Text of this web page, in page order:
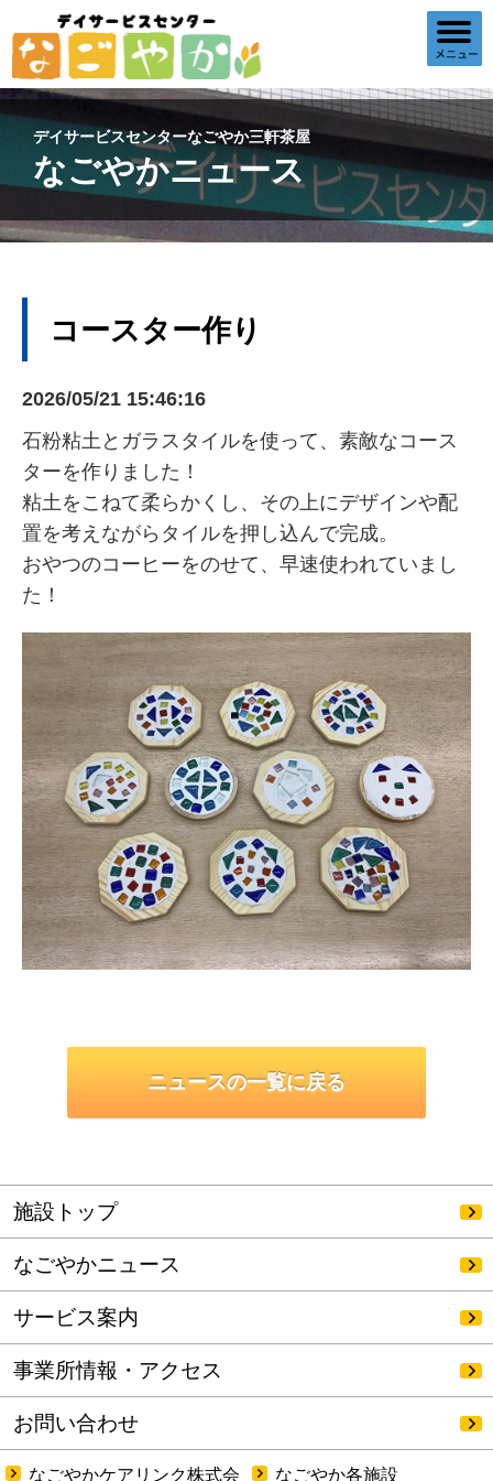
デイサービスセンターなごやか三軒茶屋
なごやかニュース
コースター作り
2026/05/21 15:46:16
石粉粘土とガラスタイルを使って、素敵なコース
ターを作りました！
粘土をこねて柔らかくし、その上にデザインや配
置を考えながらタイルを押し込んで完成。
おやつのコーヒーをのせて、早速使われていまし
た！
ニュースの一覧に戻る
施設トップ
なごやかニュース
サービス案内
事業所情報・アクセス
お問い合わせ
なごやかケアリンク株式会 なごやか各施設